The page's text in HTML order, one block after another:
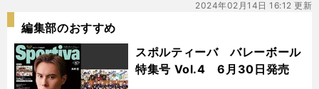
2024年02月14日 16:12 更新
編集部のおすすめ
スポルティーバ バレーボール
特集号 Vol.4 6月30日発売